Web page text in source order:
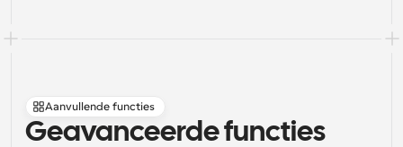
Aanvullende functies
Geavanceerde functies